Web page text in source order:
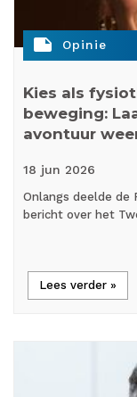
note Opinie
Kies als
beweging:
avontuur
18 jun 2026
Onlangs deelde de
bericht over het
Lees verder »